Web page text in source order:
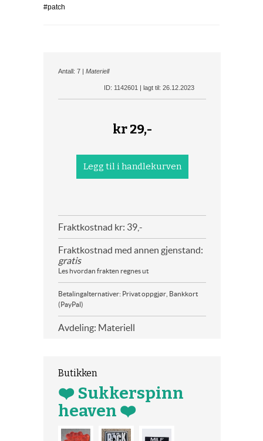
#patch
Antall: 7 | Materiell
ID: 1142601 | lagt til: 26.12.2023
kr29,-
Fraktkostnad kr: 39,-
Fraktkostnad med annen gjenstand:
gratis
Les hvordan frakten regnes ut
Betalingalternativer: Privat oppgjør, Bankkort
(PayPal)
Avdeling: Materiell
Butikken
❤️ Sukkerspinn
heaven ❤️